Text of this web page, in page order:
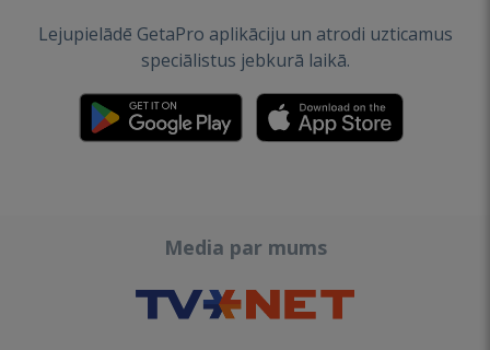
Lejupielādē GetaPro aplikāciju un atrodi uzticamus
speciālistus jebkurā laikā.
Media par mums